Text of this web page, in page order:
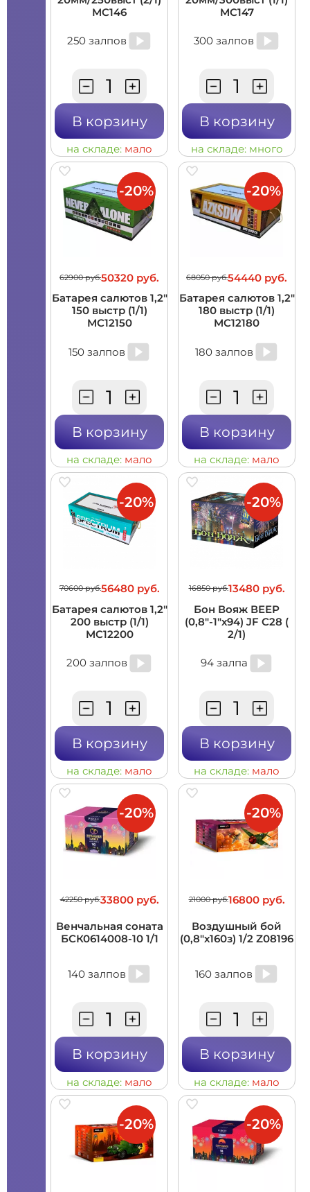
MC146
250 залпов
В корзину
на складе: мало
MC147
300 залпов
В корзину
на складе: много
62900 руб.50320 руб.
Батарея салютов 1,2"
150 выстр (1/1)
MC12150
150 залпов
В корзину
на складе: мало
-20%
68050 руб.54440 руб.
Батарея салютов 1,2"
180 выстр (1/1)
MC12180
180 залпов
В корзину
на складе: мало
-20%
70600 руб.56480 руб.
Батарея салютов 1,2"
200 выстр (1/1)
MC12200
200 залпов
В корзину
на складе: мало
-20%
16850 руб.13480 руб.
Бон Вояж ВЕЕР
(0,8"-1"х94) JF C28 (
2/1)
94 залпа
В корзину
на складе: мало
-20%
42250 руб.33800 руб.
Венчальная соната
БСК0614008-10 1/1
140 залпов
В корзину
на складе: мало
-20%
21000 руб.16800 руб.
Воздушный бой
(0,8"х160з) 1/2 Z08196
160 залпов
В корзину
на складе: мало
-20%
-20% -20%